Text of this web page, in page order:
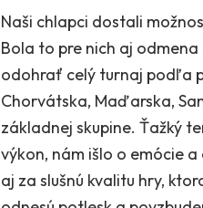
Naši chlapci dostali
Bola to pre nich aj
odohrať celý turnaj podľa
Chorvátska, Maďarska,
základnej skupine. Ťažký
výkon, nám išlo o emócie
aj za slušnú kvalitu hry,